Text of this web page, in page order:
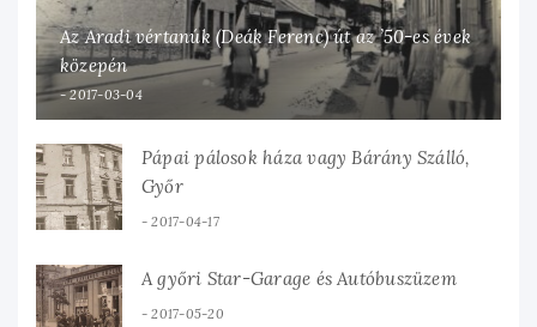
Az Aradi vértanúk (Deák Ferenc) út az ’50-es évek
közepén
2017-03-04
Pápai pálosok háza vagy Bárány Szálló,
Győr
2017-04-17
A győri Star-Garage és Autóbuszüzem
2017-05-20